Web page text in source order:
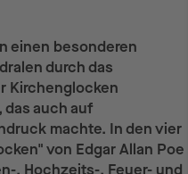
einen besonderen
durch das
Kirchenglocken
auch auf
machte. In den vier
von Edgar Allan Poe